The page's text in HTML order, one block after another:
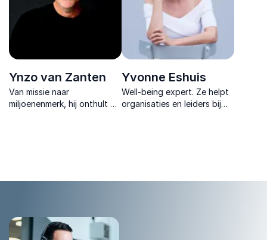
Ynzo van Zanten
Van missie naar
miljoenenmerk, hij onthult de
Yvonne Eshuis
Well-being expert. Ze helpt
organisaties en leiders bij